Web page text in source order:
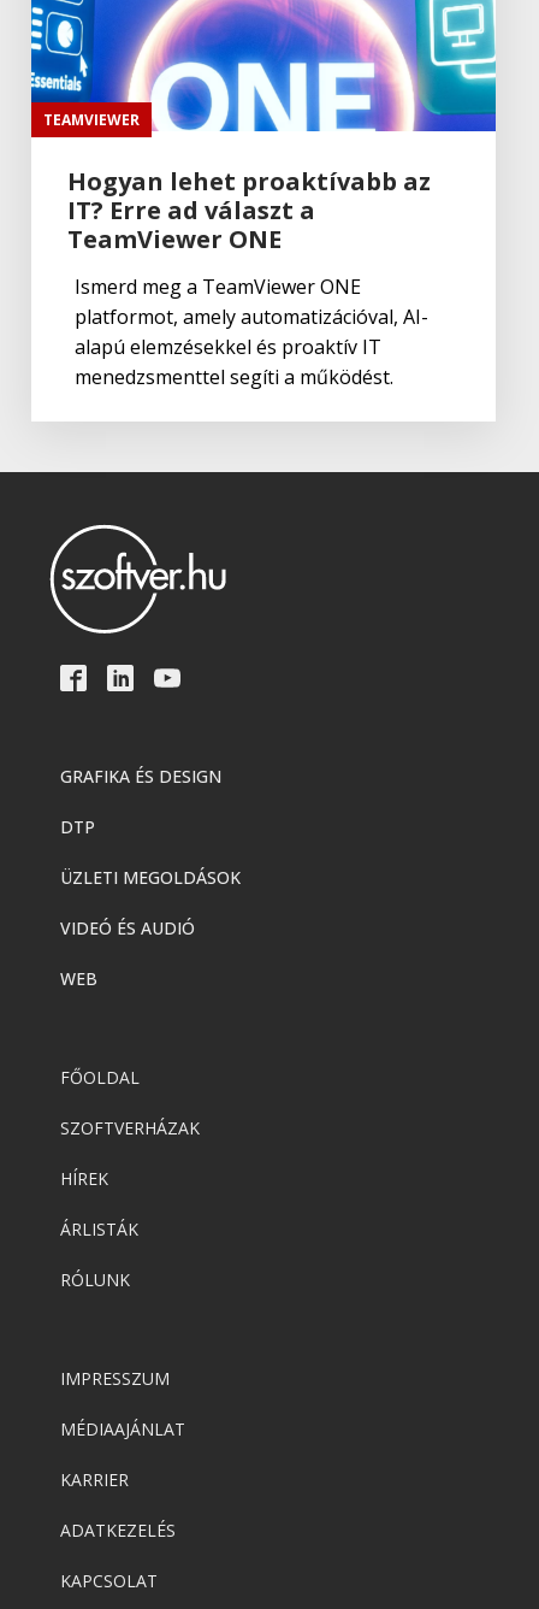
TeamViewer Termék:Teamviewer
TeamViewer Blizz Collaboration
Companion
TeamViewer ,Termék:Teamviewer
TeamViewer Remote Management
TeamViewer Termék:Teamviewer
TeamViewer Tensor
TeamViewer
TeamViewer
TEAMVIEWER
Hogyan lehet proaktívabb az
IT? Erre ad választ a
TeamViewer ONE
Ismerd meg a TeamViewer ONE
platformot, amely automatizációval, AI-
alapú elemzésekkel és proaktív IT
menedzsmenttel segíti a működést.
GRAFIKA ÉS DESIGN
DTP
ÜZLETI MEGOLDÁSOK
VIDEÓ ÉS AUDIÓ
WEB
FŐOLDAL
SZOFTVERHÁZAK
HÍREK
ÁRLISTÁK
RÓLUNK
IMPRESSZUM
MÉDIAAJÁNLAT
KARRIER
ADATKEZELÉS
KAPCSOLAT